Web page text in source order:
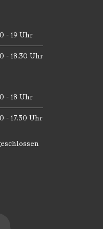
- 19 Uhr
- 18.30 Uhr
- 18 Uhr
- 17.30 Uhr